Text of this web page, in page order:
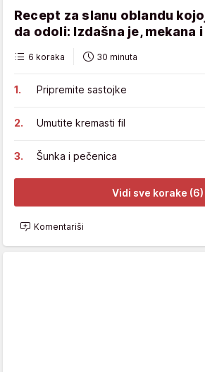
Recept za slanu oblandu
da odoli: Izdašna je, mekana
6 koraka 30 minuta
Pripremite sastojke
Umutite kremasti fil
Šunka i pečenica
Vidi sve korake (6)
Komentariši